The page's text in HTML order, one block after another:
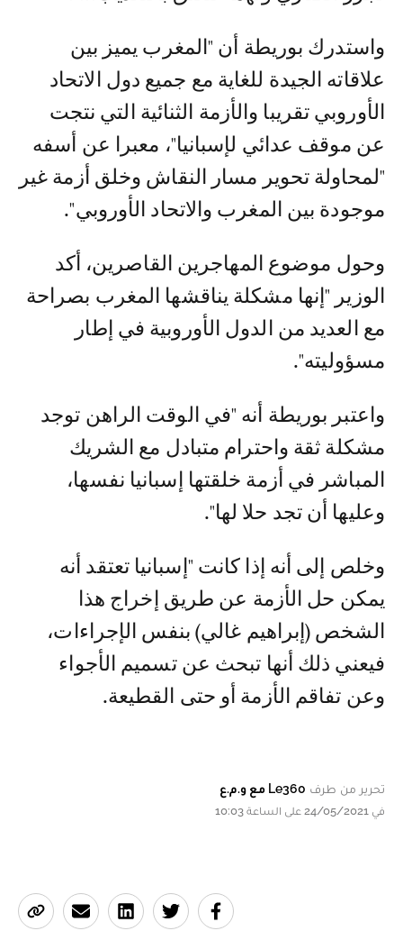
واستدرك بوريطة أن "المغرب يميز بين
علاقاته الجيدة للغاية مع جميع دول الاتحاد
الأوروبي تقريبا والأزمة الثنائية التي نتجت
عن موقف عدائي لإسبانيا"، معبرا عن أسفه
"لمحاولة تحوير مسار النقاش وخلق أزمة غير
موجودة بين المغرب والاتحاد الأوروبي".
وحول موضوع المهاجرين القاصرين، أكد
الوزير "إنها مشكلة يناقشها المغرب بصراحة
مع العديد من الدول الأوروبية في إطار
مسؤوليته".
واعتبر بوريطة أنه "في الوقت الراهن توجد
مشكلة ثقة واحترام متبادل مع الشريك
المباشر في أزمة خلقتها إسبانيا نفسها،
وعليها أن تجد حلا لها".
وخلص إلى أنه إذا كانت "إسبانيا تعتقد أنه
يمكن حل الأزمة عن طريق إخراج هذا
الشخص (إبراهيم غالي) بنفس الإجراءات،
فيعني ذلك أنها تبحث عن تسميم الأجواء
وعن تفاقم الأزمة أو حتى القطيعة.
تحرير من طرف Le360 مع و.م.ع
في 24/05/2021 على الساعة 10:03